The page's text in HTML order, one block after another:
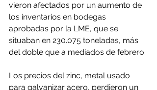
vieron afectados por un aumento de
los inventarios en bodegas
aprobadas por la LME, que se
situaban en 230.075 toneladas, más
del doble que a mediados de febrero.
Los precios del zinc, metal usado
para galvanizar acero, perdieron un